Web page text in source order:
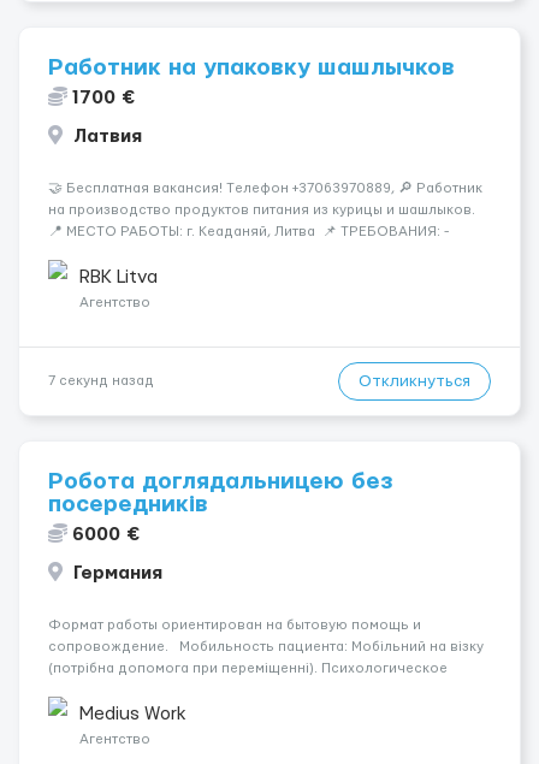
Работник на упаковку шашлычков
1700 €
Латвия
🤝 Бесплатная вакансия! Tелефон +37063970889, 🔎 Работник
на производство продуктов питания из курицы и шашлыков.
📍 МЕСТО РАБОТЫ: г. Кеаданяй, Литва 📌 ТРЕБОВАНИЯ: -
нужен 📆 ГРАФИК РАБОТЫ: - ПН по ВС, выходные плавающие
RBK Litva
Агентство
7 секунд назад Откликнуться
Робота доглядальницею без
посередників
6000 €
Германия
Формат работы ориентирован на бытовую помощь и
сопровождение. Мобильность пациента: Мобільний на візку
(потрібна допомога при переміщенні). Психологическое
Оплата составляет 1600 €. Уход осуществляется за жінкою.
Medius Work
Агентство